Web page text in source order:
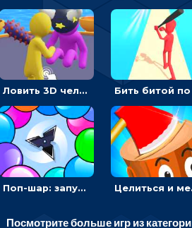
Ловить 3D человечком своего цвета и собирать драгоценности - гиперказуалка
Поп-шар: запускать колючку, чтобы лопать воздушные шарики
Посмотрите больше игр из